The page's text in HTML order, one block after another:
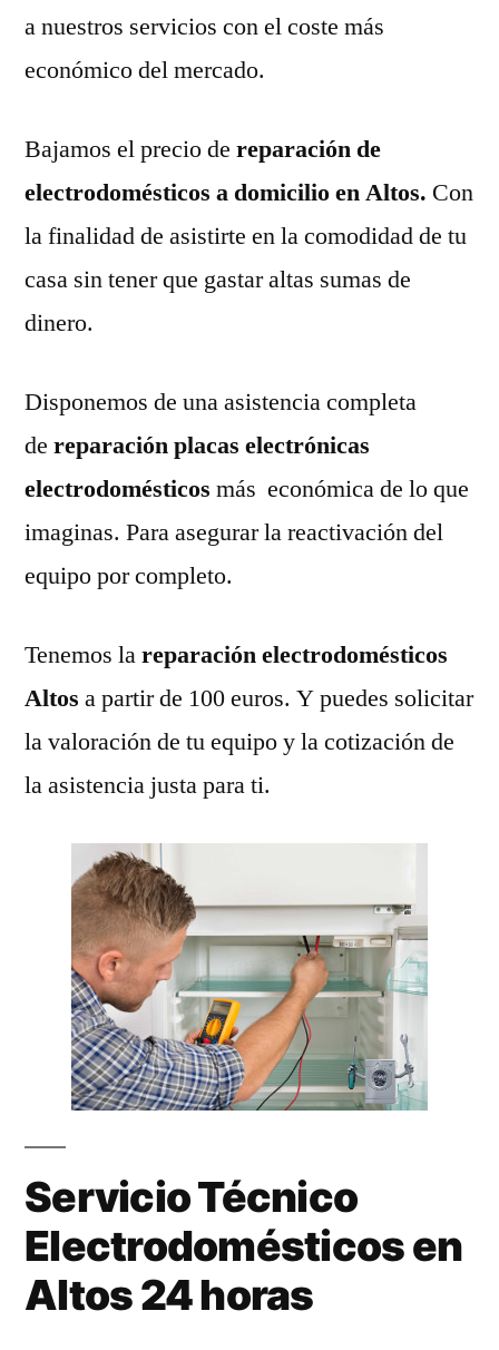
a nuestros servicios con el coste más
económico del mercado.
Bajamos el precio de reparación de
electrodomésticos a domicilio en Altos. Con
la finalidad de asistirte en la comodidad de tu
casa sin tener que gastar altas sumas de
dinero.
Disponemos de una asistencia completa
de reparación placas electrónicas
electrodomésticos más económica de lo que
imaginas. Para asegurar la reactivación del
equipo por completo.
Tenemos lareparación electrodomésticos
Altos a partir de 100 euros. Y puedes solicitar
la valoración de tu equipo y la cotización de
la asistencia justa para ti.
Servicio Técnico
Electrodomésticos en
Altos 24 horas